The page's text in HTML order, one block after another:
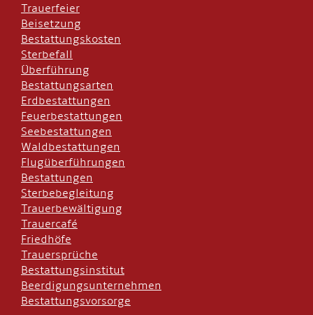
Trauerfeier
Beisetzung
Bestattungskosten
Sterbefall
Überführung
Bestattungsarten
Erdbestattungen
Feuerbestattungen
Seebestattungen
Waldbestattungen
Flugüberführungen
Bestattungen
Sterbebegleitung
Trauerbewältigung
Trauercafé
Friedhöfe
Trauersprüche
Bestattungsinstitut
Beerdigungsunternehmen
Bestattungsvorsorge